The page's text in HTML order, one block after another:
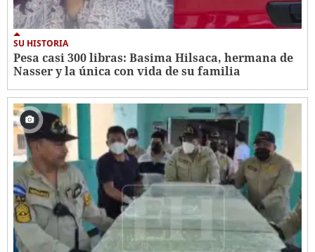
SU HISTORIA
Pesa casi 300 libras: Basima Hilsaca, hermana de
Nasser y la única con vida de su familia